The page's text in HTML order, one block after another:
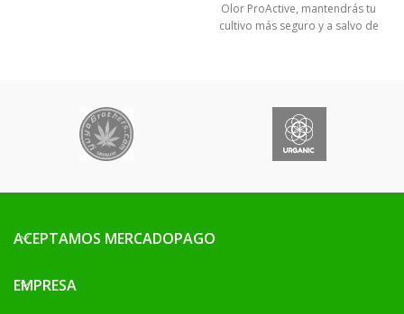
Olor ProActive, mantendrás tu
cultivo más seguro y a salvo de
Coco, el cual tiene un
rendimiento de un 25% más
que los filtros de olores
comunes. El Carbón Activo de
mejor alternativa para eliminar
ACEPTAMOS MERCADOPAGO
EMPRESA